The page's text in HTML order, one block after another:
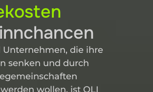
Unternehmen, die ihre
senken und durch
wollen, ist OLI